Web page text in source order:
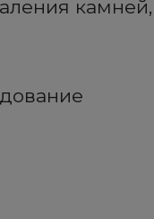
камней,